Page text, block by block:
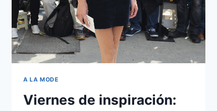
A LA MODE
Viernes de inspiración: